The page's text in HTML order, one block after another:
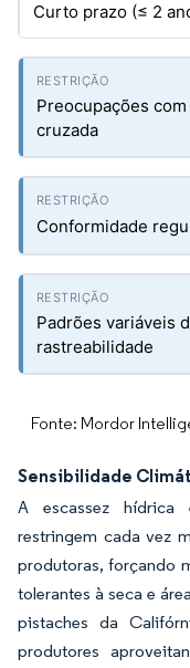
Curto prazo (≤ 2
Preocupações
cruzada
Conformidade
Padrões variáveis
rastreabilidade
Fonte: Mordor
Sensibilidade
A escassez hídrica
restringem cada vez
produtoras, forçando
tolerantes à seca e
pistaches da
produtores